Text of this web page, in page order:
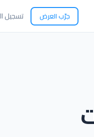
جرّب العرض تسجيل